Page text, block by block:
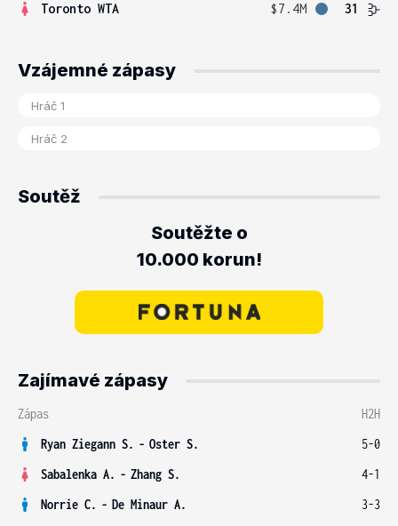
Toronto WTA
$7.4M 31
Vzájemné zápasy
Soutěž
Soutěžte o
10.000 korun!
Zajímavé zápasy
Zápas
H2H
Ryan Ziegann S. - Oster S.
5-0
Sabalenka A. - Zhang S.
4-1
Norrie C. - De Minaur A.
3-3